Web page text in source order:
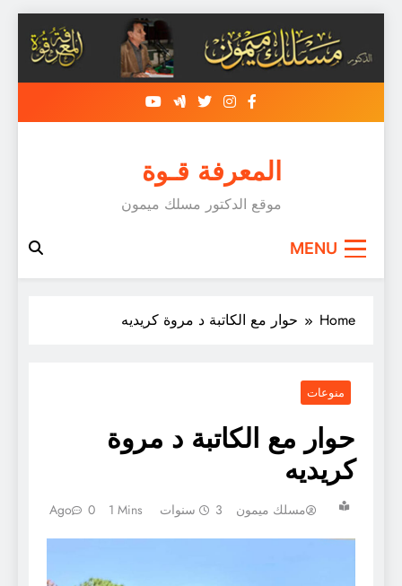
content
المعرفة قـوة
موقع الدكتور مسلك ميمون
MENU
Home حوار مع الكاتبة د مروة كريديه
منوعات
حوار مع الكاتبة د مروة
كريديه
مسلك ميمون 3 سنوات Ago 0 1 Mins